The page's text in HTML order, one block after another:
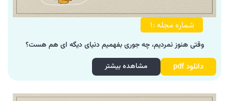
شماره مجله :1
وقتی هنوز نمردیم، چه جوری بفهمیم دنیای دیگه ای هم هست؟
دانلود pdf مشاهده بیشتر